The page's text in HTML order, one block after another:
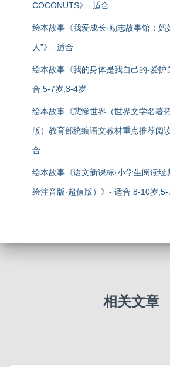
COCONUTS》- 适合
绘本故事《我爱成长·励志故事馆：妈
人”》- 适合
绘本故事《我的身体是我自己的-爱护
合 5-7岁,3-4岁
绘本故事《悲惨世界（世界文学名著
版）教育部统编语文教材重点推荐阅
合
绘本故事《语文新课标·小学生阅读经
绘注音版·超值版）》- 适合 8-10岁
相关文章